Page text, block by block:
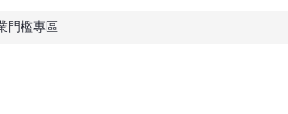
門檻專區